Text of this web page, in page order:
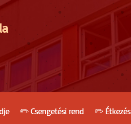
✏️ Csengetési rend ✏️ Étkezés